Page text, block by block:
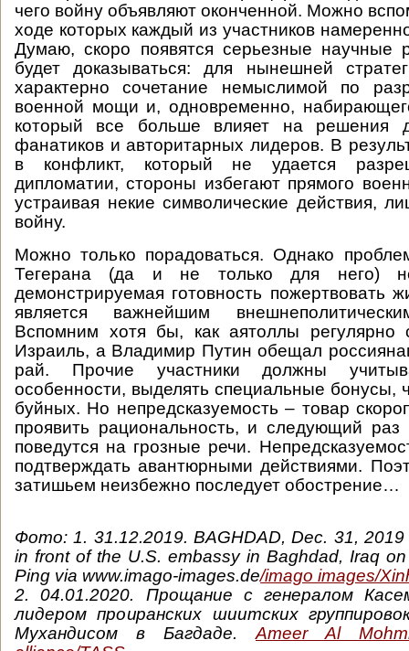
чего войну объявляют оконченной. Можно
ходе которых каждый из участников
Думаю, скоро появятся серьезные научные
будет доказываться: для нынешней
характерно сочетание немыслимой по
военной мощи и, одновременно,
который все больше влияет на решения
фанатиков и авторитарных лидеров. В
в конфликт, который не удается
дипломатии, стороны избегают прямого
устраивая некие символические действия,
войну.
Можно только порадоваться. Однако
Тегерана (да и не только для него)
демонстрируемая готовность пожертвовать
является важнейшим
Вспомним хотя бы, как аятоллы регулярно
Израиль, а Владимир Путин обещал
рай. Прочие участники должны
особенности, выделять специальные бонусы,
буйных. Но непредсказуемость – товар
проявить рациональность, и следующий раз
поведутся на грозные речи.
подтверждать авантюрными действиями.
затишьем неизбежно последует обострение…
Фото: 1. 31.12.2019. BAGHDAD, Dec. 31, 2019
in front of the U.S. embassy in Baghdad, Iraq
Ping via www.imago-images.de/imago images/
2. 04.01.2020. Прощание с генералом
лидером проиранских шиитских
Мухандисом в Багдаде. Ameer Al